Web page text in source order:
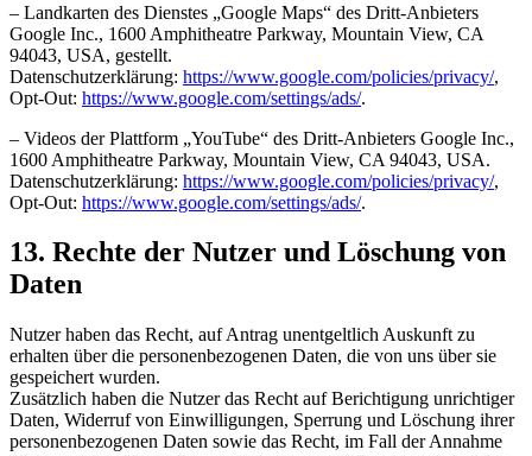
– Landkarten des Dienstes „Google Maps“ des Dritt-Anbieters
Google Inc., 1600 Amphitheatre Parkway, Mountain View, CA
94043, USA, gestellt.
Datenschutzerklärung: https://www.google.com/policies/privacy/,
Opt-Out: https://www.google.com/settings/ads/.
– Videos der Plattform „YouTube“ des Dritt-Anbieters Google Inc.,
1600 Amphitheatre Parkway, Mountain View, CA 94043, USA.
Datenschutzerklärung: https://www.google.com/policies/privacy/,
Opt-Out: https://www.google.com/settings/ads/.
13. Rechte der Nutzer und Löschung von
Daten
Nutzer haben das Recht, auf Antrag unentgeltlich Auskunft zu
erhalten über die personenbezogenen Daten, die von uns über sie
gespeichert wurden.
Zusätzlich haben die Nutzer das Recht auf Berichtigung unrichtiger
Daten, Widerruf von Einwilligungen, Sperrung und Löschung ihrer
personenbezogenen Daten sowie das Recht, im Fall der Annahme